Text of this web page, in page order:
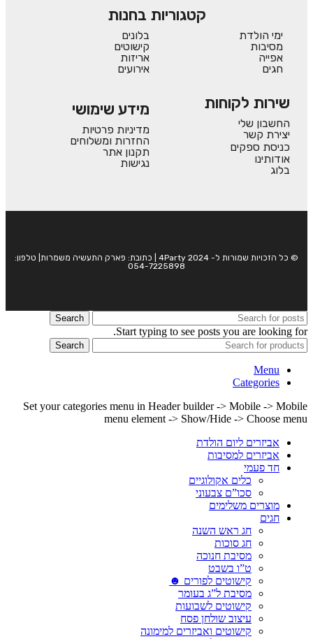
קטגוריות בחנות
ימי הולדת
מסיבות
אפייה
חגים
בלונים
קישוטים
אריזות
אירועים
שירות לקוחות
החשבון שלי
יצירת קשר
כניסת ספקים
אודותינו
בלוג
מידע שימושי
מדיניות פרטיות
החזרות ומשלוחים
תקנון אתר
נגישות
© כל הזכויות שמורות ל- 4Party 2024 | כתובת: פארק התעשיה משמרות| טלפון:
054-7225898
Search
Start typing to see posts you are looking for.
Search
Menu
Categories
Set your categories menu in Header builder -> Mobile -> Mobile
menu element -> Show/Hide -> Choose menu
אביזרים ליום הולדת
אביזרים למסיבות
חד פעמי
כלים אקולוגיים
סכו”ם צבעוני
מוצרים משלימים
חגים
חג ראש השנה
חג סוכות
מסיבת חנוכה
ט”ו בשבט
קישוטים לפורים ☻
מסיבת ל”ג בעומר
קישוטים לשבועות
עיצוב שולחן פסח
קישוטים ואביזרים למימונה